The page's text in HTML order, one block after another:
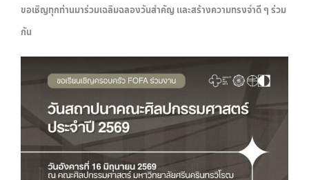
ขอเชิญทุกท่านมาร่วมเฉลิมฉลองวันสำคัญ และสร้างความทรงจำดี ๆ ร่วม
กัน